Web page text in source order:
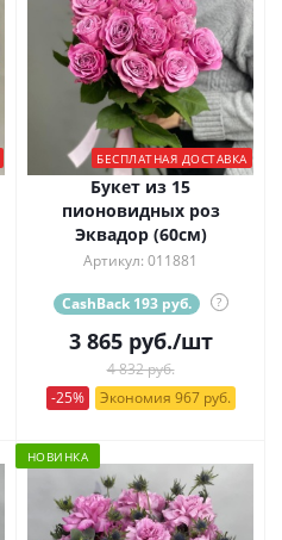
БЕСПЛАТНАЯ ДОСТАВКА
Букет из 15
пионовидных роз
Эквадор (60см)
Артикул: 011881
CashBack 193 руб. ?
3 865руб./шт
4 832 руб.
-25%
Экономия 967 руб.
НОВИНКА